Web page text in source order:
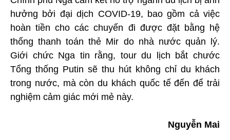
hưởng bởi đại dịch COVID-19, bao gồm cả việc
hoàn tiền cho các chuyến đi được đặt bằng hệ
thống thanh toán thẻ Mir do nhà nước quản lý.
Giới chức Nga tin rằng, tour du lịch bắt chước
Tổng thống Putin sẽ thu hút không chỉ du khách
trong nước, mà còn du khách quốc tế đến để trải
nghiệm cảm giác mới mẻ này.
Nguyễn Mai